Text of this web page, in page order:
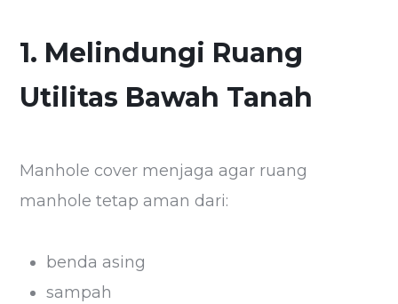
1. Melindungi Ruang
Utilitas Bawah Tanah
Manhole cover menjaga agar ruang
manhole tetap aman dari:
benda asing
sampah